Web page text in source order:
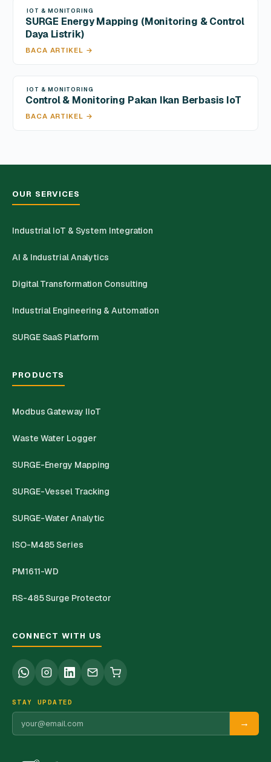
IOT & MONITORING
12 Apr 2026
SURGE Energy Mapping (Monitoring & Control
Daya Listrik)
BACA ARTIKEL →
IOT & MONITORING
28 Jan 2025
Control & Monitoring Pakan Ikan Berbasis IoT
BACA ARTIKEL →
OUR SERVICES
Industrial IoT & System Integration
AI & Industrial Analytics
Digital Transformation Consulting
Industrial Engineering & Automation
SURGE SaaS Platform
PRODUCTS
Modbus Gateway IIoT
Waste Water Logger
SURGE-Energy Mapping
SURGE-Vessel Tracking
SURGE-Water Analytic
ISO-M485 Series
PM1611-WD
RS-485 Surge Protector
CONNECT WITH US
STAY UPDATED
→